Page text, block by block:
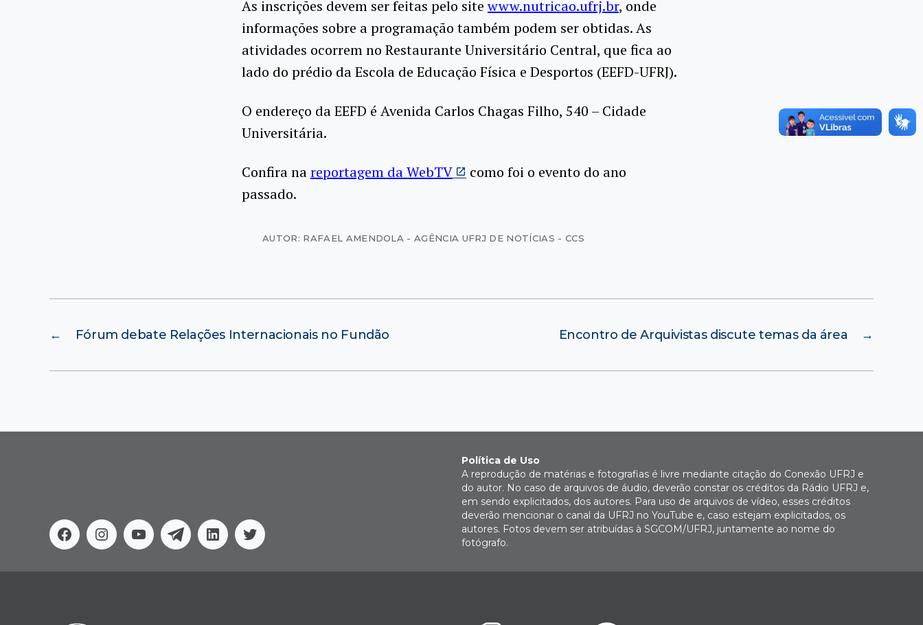
As inscrições devem ser feitas pelo sitewww.nutricao.ufrj.br, onde
informações sobre a programação também podem ser obtidas. As
atividades ocorrem no Restaurante Universitário Central, que fica ao
lado do prédio da Escola de Educação Física e Desportos (EEFD-UFRJ).
O endereço da EEFD é Avenida Carlos Chagas Filho, 540 – Cidade
Universitária.
Confira nareportagem da WebTV
como foi o evento do ano
passado.
AUTOR: RAFAEL AMENDOLA - AGÊNCIA UFRJ DE NOTÍCIAS - CCS
← Fórum debate Relações Internacionais no Fundão →
Encontro de Arquivistas discute temas da área
FacebookInstagram
YoutubeTelegramLinkedinTwitter
Política de Uso
A reprodução de matérias e fotografias é livre mediante citação do Conexão UFRJ e
do autor. No caso de arquivos de áudio, deverão constar os créditos da Rádio UFRJ e,
em sendo explicitados, dos autores. Para uso de arquivos de vídeo, esses créditos
deverão mencionar o canal da UFRJ no YouTube e, caso estejam explicitados, os
autores. Fotos devem ser atribuídas à SGCOM/UFRJ, juntamente ao nome do
fotógrafo.